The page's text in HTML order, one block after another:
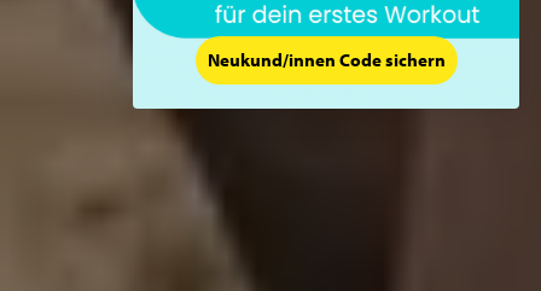
Neukund/innen Code sichern